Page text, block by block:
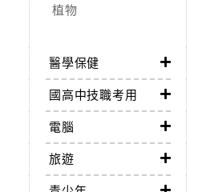
植物
醫學保健
國高中技職考用
電腦
旅遊